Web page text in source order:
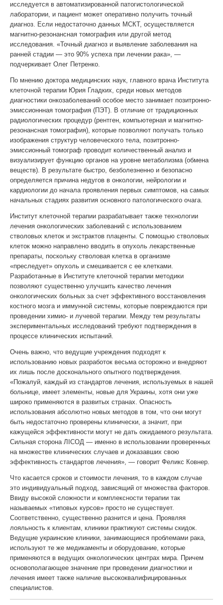
исследуется в автоматизированной патогистологической
лаборатории, и пациент может оперативно получить точный
диагноз. Если недостаточно данных МСКТ, осуществляется
магнитно-резонансная томография или другой метод
исследования. «Точный диагноз и выявление заболевания на
ранней стадии — это 90% успеха при лечении рака», —
подчеркивает Олег Петренко.
По мнению доктора медицинских наук, главного врача Института
клеточной терапии Юрия Гладких, среди новых методов
диагностики онкозаболеваний особое место занимает позитронно-
эмиссионнная томография (ПЭТ). В отличие от традиционных
радиологических процедур (рентген, компьютерная и магнитно-
резонансная томография), которые позволяют получать только
изображения структур человеческого тела, позитронно-
эмиссионный томограф проводит количественный анализ и
визуализирует функцию органов на уровне метаболизма (обмена
веществ). В результате быстро, безболезненно и безопасно
определяется причина недугов в онкологии, нейрологии и
кардиологии до начала проявления первых симптомов, на самых
начальных стадиях развития основного патологического очага.
Институт клеточной терапии разрабатывает также технологии
лечения онкологических заболеваний с использованием
стволовых клеток и экстрактов плаценты. С помощью стволовых
клеток можно направлено вводить в опухоль лекарственные
препараты, поскольку стволовая клетка в организме
«преследует» опухоль и смешивается с ее клетками.
Разработанные в Институте клеточной терапии методики
позволяют существенно улучшить качество лечения
онкологических больных за счет эффективного восстановления
костного мозга и иммунной системы, которые повреждаются при
проведении химио- и лучевой терапии. Между тем результаты
экспериментальных исследований требуют подтверждения в
процессе клинических испытаний.
Очень важно, что ведущие учреждения подходят к
использованию новых разработок весьма осторожно и внедряют
их лишь после досконального опытного подтверждения.
«Пожалуй, каждый из стандартов лечения, используемых в нашей
больнице, имеет элементы, новые для Украины, хотя они уже
широко применяются в развитых странах. Опасность
использования абсолютно новых методов в том, что они могут
быть недостаточно проверены клинически, а значит, при
кажущейся эффективности могут не дать ожидаемого результата.
Сильная сторона ЛIСОД — именно в использовании проверенных
на множестве клинических случаев и доказавших свою
эффективность стандартов лечения», — говорит Феликс Ковнер.
Что касается сроков и стоимости лечения, то в каждом случае
это индивидуальный подход, зависящий от множества факторов.
Ввиду высокой сложности и комплексности терапии так
называемых «типовых курсов» просто не существует.
Соответственно, существенно разнится и цена. Проявляя
лояльность к клиентам, клиники практикуют системы скидок.
Ведущие украинские клиники, занимающиеся проблемами рака,
используют те же медикаменты и оборудование, которые
применяются в ведущих онкологических центрах мира. Причем
основополагающее значение при проведении диагностики и
лечения имеет также наличие высококвалифицированных
специалистов.